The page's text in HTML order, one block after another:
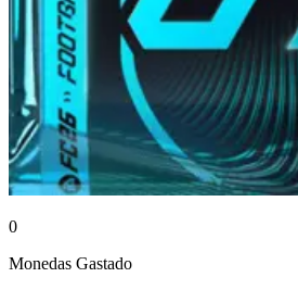
0
Monedas Gastado